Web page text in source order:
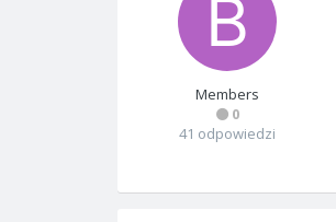
Members
0
41 odpowiedzi